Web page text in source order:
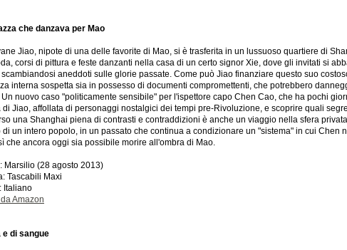
che danzava per Mao
Jiao, nipote di una delle favorite di Mao, si è trasferita in un lussuoso quartiere di
corsi di pittura e feste danzanti nella casa di un certo signor Xie, dove gli invitati si
scambiandosi aneddoti sulle glorie passate. Come può Jiao finanziare questo suo
interna sospetta sia in possesso di documenti compromettenti, che potrebbero
Un nuovo caso "politicamente sensibile" per l'ispettore capo Chen Cao, che ha pochi
di Jiao, affollata di personaggi nostalgici dei tempi pre-Rivoluzione, e scoprire quali
una Shanghai piena di contrasti e contraddizioni è anche un viaggio nella sfera
di un intero popolo, in un passato che continua a condizionare un "sistema" in cui Chen
che ancora oggi sia possibile morire all'ombra di Mao.
Marsilio (28 agosto 2013)
Tascabili Maxi
Italiano
Amazon
e di sangue